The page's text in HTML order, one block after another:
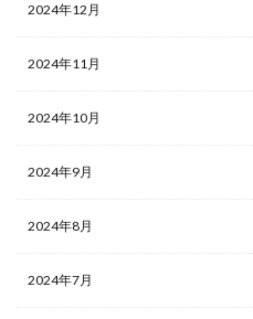
2024年12月
2024年11月
2024年10月
2024年9月
2024年8月
2024年7月